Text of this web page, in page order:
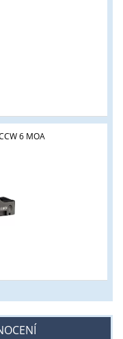
6 MOA